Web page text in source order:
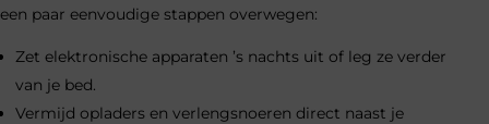
een paar eenvoudige stappen overwegen:
Zet elektronische apparaten ’s nachts uit of leg ze verder
van je bed.
Vermijd opladers en verlengsnoeren direct naast je